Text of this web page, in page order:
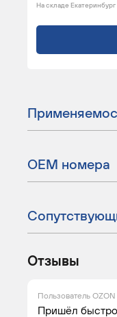
На складе Екатеринбург
ОЕМ номера
Отзывы
Пользователь OZON
Пришёл